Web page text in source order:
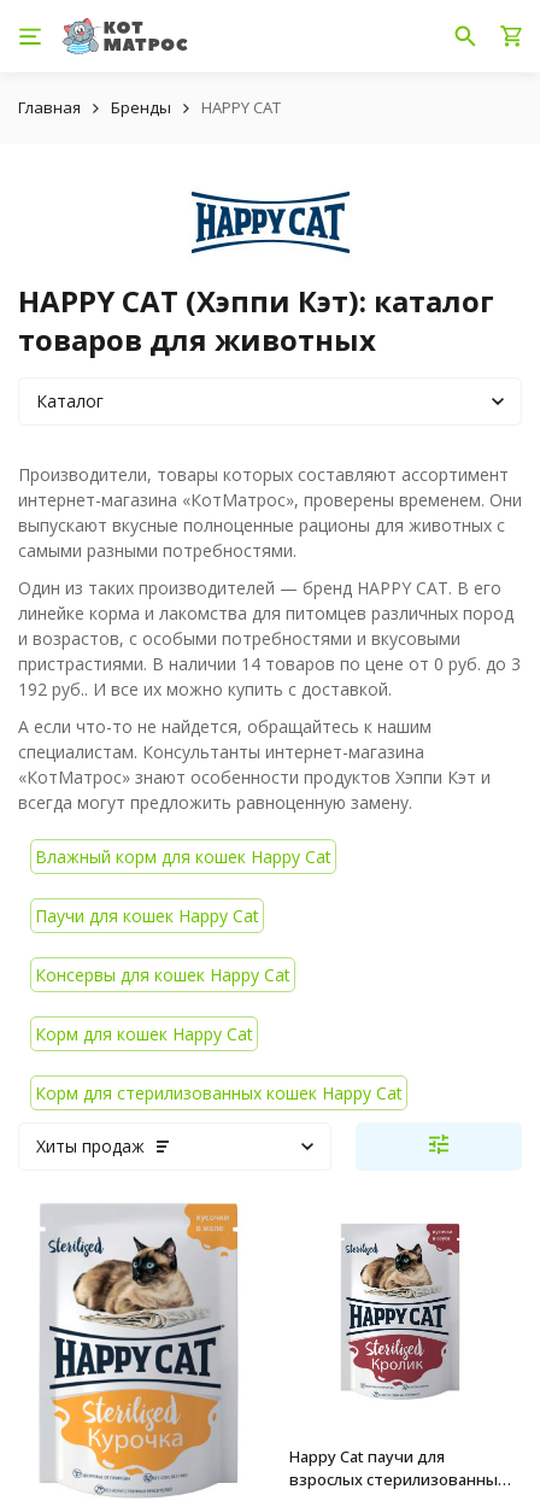
Главная Бренды HAPPY CAT
HAPPY CAT (Хэппи Кэт): каталог
товаров для животных
Каталог
Производители, товары которых составляют ассортимент
интернет-магазина «КотМатрос», проверены временем. Они
выпускают вкусные полноценные рационы для животных с
самыми разными потребностями.
Один из таких производителей — бренд HAPPY CAT. В его
линейке корма и лакомства для питомцев различных пород
и возрастов, с особыми потребностями и вкусовыми
пристрастиями. В наличии 14 товаров по цене от 0 руб. до 3
192 руб.. И все их можно купить с доставкой.
А если что-то не найдется, обращайтесь к нашим
специалистам. Консультанты интернет-магазина
«КотМатрос» знают особенности продуктов Хэппи Кэт и
всегда могут предложить равноценную замену.
Влажный корм для кошек Happy Cat
Паучи для кошек Happy Cat
Консервы для кошек Happy Cat
Корм для кошек Happy Cat
Корм для стерилизованных кошек Happy Cat
Хиты продаж
Happy Cat паучи для
взрослых стерилизованных